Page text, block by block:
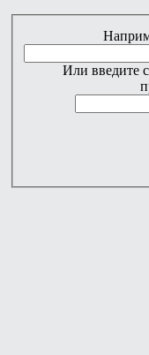
Или введите